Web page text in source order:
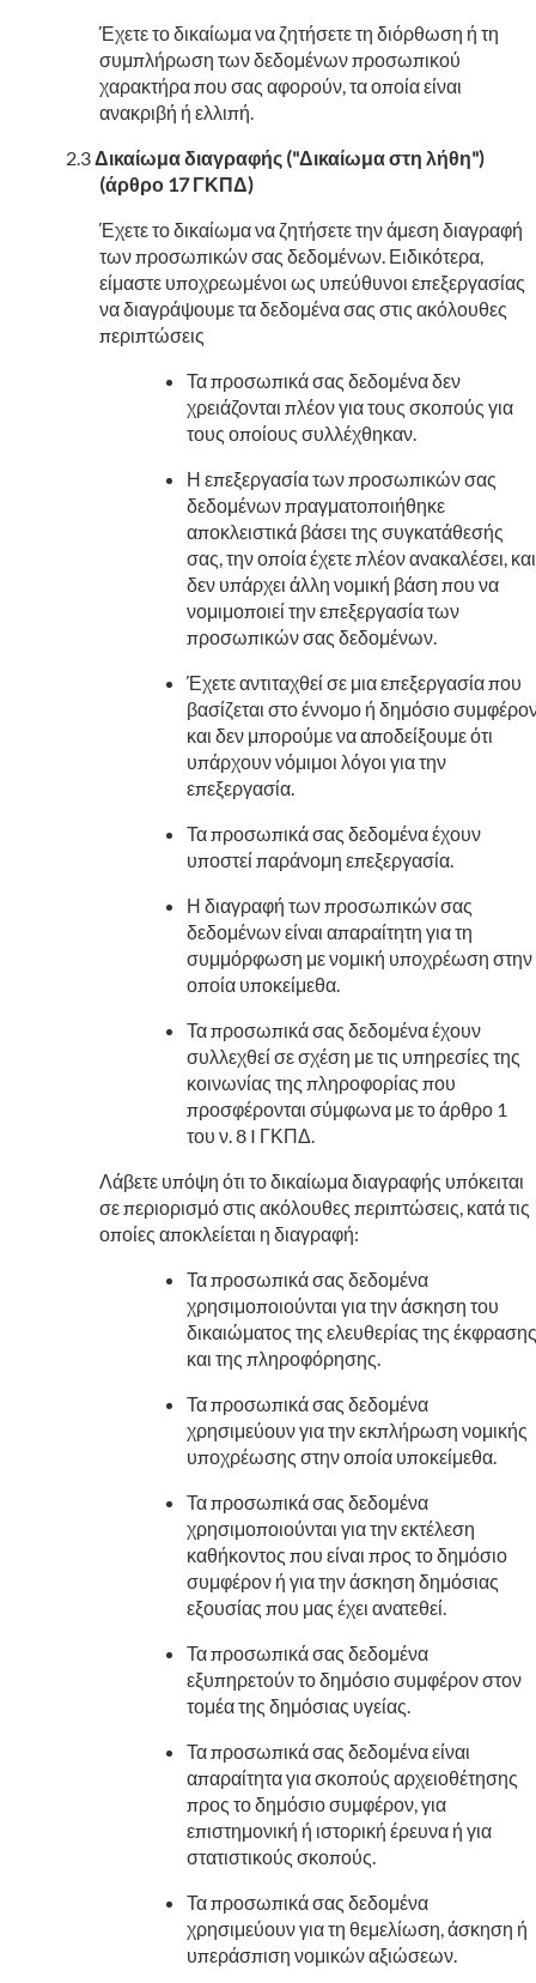
Έχετε το δικαίωμα να ζητήσετε τη διόρθωση ή τη
συμπλήρωση των δεδομένων προσωπικού
χαρακτήρα που σας αφορούν, τα οποία είναι
ανακριβή ή ελλιπή.
Δικαίωμα διαγραφής ("Δικαίωμα στη λήθη")
(άρθρο 17 ΓΚΠΔ)
Έχετε το δικαίωμα να ζητήσετε την άμεση διαγραφή
των προσωπικών σας δεδομένων. Ειδικότερα,
είμαστε υποχρεωμένοι ως υπεύθυνοι επεξεργασίας
να διαγράψουμε τα δεδομένα σας στις ακόλουθες
περιπτώσεις
Τα προσωπικά σας δεδομένα δεν
χρειάζονται πλέον για τους σκοπούς για
τους οποίους συλλέχθηκαν.
Η επεξεργασία των προσωπικών σας
δεδομένων πραγματοποιήθηκε
αποκλειστικά βάσει της συγκατάθεσής
σας, την οποία έχετε πλέον ανακαλέσει, και
δεν υπάρχει άλλη νομική βάση που να
νομιμοποιεί την επεξεργασία των
προσωπικών σας δεδομένων.
Έχετε αντιταχθεί σε μια επεξεργασία που
βασίζεται στο έννομο ή δημόσιο
και δεν μπορούμε να αποδείξουμε ότι
υπάρχουν νόμιμοι λόγοι για την
επεξεργασία.
Τα προσωπικά σας δεδομένα έχουν
υποστεί παράνομη επεξεργασία.
Η διαγραφή των προσωπικών σας
δεδομένων είναι απαραίτητη για τη
συμμόρφωση με νομική υποχρέωση στην
οποία υποκείμεθα.
Τα προσωπικά σας δεδομένα έχουν
συλλεχθεί σε σχέση με τις υπηρεσίες της
κοινωνίας της πληροφορίας που
προσφέρονται σύμφωνα με το άρθρο 1
του ν. 8 I ΓΚΠΔ.
Λάβετε υπόψη ότι το δικαίωμα διαγραφής υπόκειται
σε περιορισμό στις ακόλουθες περιπτώσεις, κατά τις
οποίες αποκλείεται η διαγραφή:
Τα προσωπικά σας δεδομένα
χρησιμοποιούνται για την άσκηση του
δικαιώματος της ελευθερίας της έκφρασης
και της πληροφόρησης.
Τα προσωπικά σας δεδομένα
χρησιμεύουν για την εκπλήρωση νομικής
υποχρέωσης στην οποία υποκείμεθα.
Τα προσωπικά σας δεδομένα
χρησιμοποιούνται για την εκτέλεση
καθήκοντος που είναι προς το δημόσιο
συμφέρον ή για την άσκηση δημόσιας
εξουσίας που μας έχει ανατεθεί.
Τα προσωπικά σας δεδομένα
εξυπηρετούν το δημόσιο συμφέρον στον
τομέα της δημόσιας υγείας.
Τα προσωπικά σας δεδομένα είναι
απαραίτητα για σκοπούς αρχειοθέτησης
προς το δημόσιο συμφέρον, για
επιστημονική ή ιστορική έρευνα ή για
στατιστικούς σκοπούς.
Τα προσωπικά σας δεδομένα
χρησιμεύουν για τη θεμελίωση, άσκηση ή
υπεράσπιση νομικών αξιώσεων.